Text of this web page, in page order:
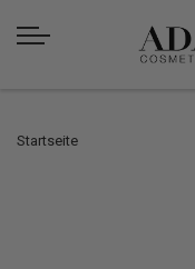
Startseite